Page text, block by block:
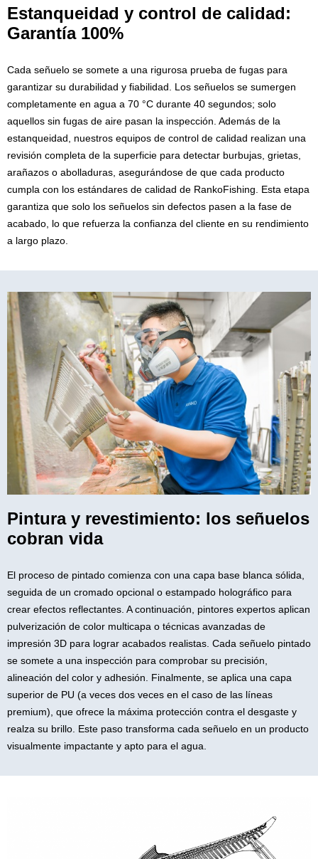
Estanqueidad y control de calidad:
Garantía 100%
Cada señuelo se somete a una rigurosa prueba de fugas para
garantizar su durabilidad y fiabilidad. Los señuelos se sumergen
completamente en agua a 70 °C durante 40 segundos; solo
aquellos sin fugas de aire pasan la inspección. Además de la
estanqueidad, nuestros equipos de control de calidad realizan una
revisión completa de la superficie para detectar burbujas, grietas,
arañazos o abolladuras, asegurándose de que cada producto
cumpla con los estándares de calidad de RankoFishing. Esta etapa
garantiza que solo los señuelos sin defectos pasen a la fase de
acabado, lo que refuerza la confianza del cliente en su rendimiento
a largo plazo.
Pintura y revestimiento: los señuelos
cobran vida
El proceso de pintado comienza con una capa base blanca sólida,
seguida de un cromado opcional o estampado holográfico para
crear efectos reflectantes. A continuación, pintores expertos aplican
pulverización de color multicapa o técnicas avanzadas de
impresión 3D para lograr acabados realistas. Cada señuelo pintado
se somete a una inspección para comprobar su precisión,
alineación del color y adhesión. Finalmente, se aplica una capa
superior de PU (a veces dos veces en el caso de las líneas
premium), que ofrece la máxima protección contra el desgaste y
realza su brillo. Este paso transforma cada señuelo en un producto
visualmente impactante y apto para el agua.